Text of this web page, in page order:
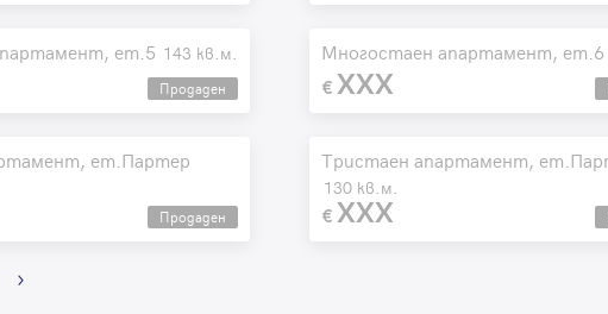
ет.5 143 кв.м.
Продаден
Многостаен апартамент, ет.6
XXX
ет.Партер
Продаден
Тристаен апартамент,
130 кв.м.
XXX